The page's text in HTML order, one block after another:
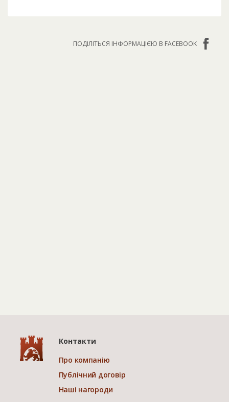
ПОДІЛІТЬСЯ ІНФОРМАЦІЄЮ В FACEBOOK
Контакти
Про компанію
Публічний договір
Наші нагороди